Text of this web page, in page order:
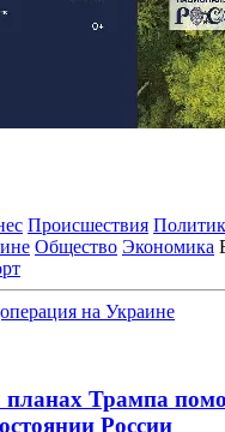
Происшествия
Общество Экономика
на Украине
Трампа
России